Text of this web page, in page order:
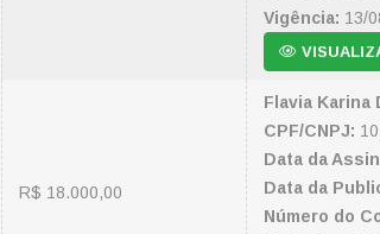
Vigência: 13/
R$ 18.000,00
Flavia Karina
CPF/CNPJ:
Data da
Data da
Número do